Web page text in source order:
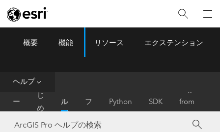
ArcGIS Pro Menu
概要 機能 リソース エクステンション
ヘルプ
ー
ム
は
じ
め
に
ル
プ
フ
ァ
レ
Python SDK
from
ArcMap